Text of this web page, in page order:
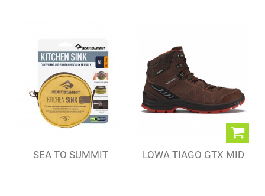
SEA TO SUMMIT
LOWA TIAGO GTX MID